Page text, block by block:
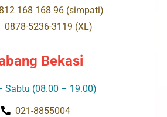
168 168 96 (simpati)
0878-5236-3119 (XL)
Bekasi
Sabtu (08.00 – 19.00)
021-8855004